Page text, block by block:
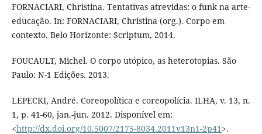
FORNACIARI, Christina. Tentativas atrevidas: o funk na arte-
educação. In: FORNACIARI, Christina (org.). Corpo em
contexto. Belo Horizonte: Scriptum, 2014.
FOUCAULT, Michel. O corpo utópico, as heterotopias. São
Paulo: N-1 Edições. 2013.
LEPECKI, André. Coreopolítica e coreopolícia. ILHA, v. 13, n.
1, p. 41-60, jan.-jun. 2012. Disponível em:
<http://dx.doi.org/10.5007/2175-8034.2011v13n1-2p41>.